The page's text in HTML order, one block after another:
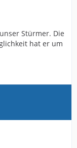
Stürmer. Die
hat er um